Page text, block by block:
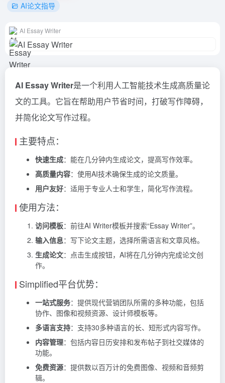
AI论文指导
AI Essay Writer
AI Essay Writer是一个利用人工智能技术生成高质量论
文的工具。它旨在帮助用户节省时间，打破写作障碍，
并简化论文写作过程。
主要特点：
快速生成：能在几分钟内生成论文，提高写作效率。
高质量内容：使用AI技术确保生成的论文质量。
用户友好：适用于专业人士和学生，简化写作流程。
使用方法：
访问模板：前往AI Writer模板并搜索“Essay Writer”。
输入信息：写下论文主题，选择所需语言和文章风格。
生成论文：点击生成按钮，AI将在几分钟内完成论文创
作。
Simplified平台优势：
一站式服务：提供现代营销团队所需的多种功能，包括
协作、图像和视频资源、设计师模板等。
多语言支持：支持30多种语言的长、短形式内容写作。
内容管理：包括内容日历安排和发布帖子到社交媒体的
功能。
免费资源：提供数以百万计的免费图像、视频和音频剪
辑。